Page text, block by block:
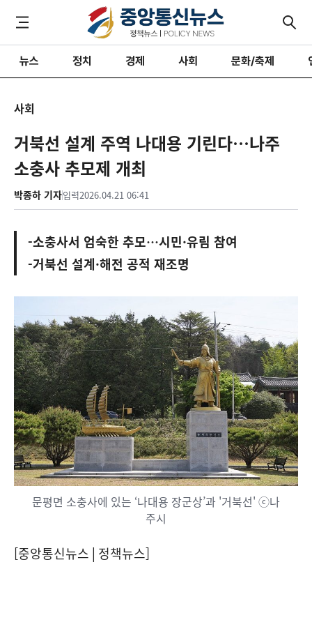
뉴스 정치 경제 사회 문화/축제
사회
거북선 설계 주역 나대용 기린다…나주
소충사 추모제 개최
박종하 기자입력2026.04.21 06:41
-소충사서 엄숙한 추모…시민·유림 참여
-거북선 설계·해전 공적 재조명
문평면 소충사에 있는 ‘나대용 장군상’과 '거북선' ⓒ나
주시
[중앙통신뉴스│정책뉴스]